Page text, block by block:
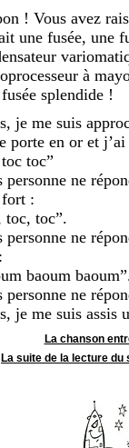
! Vous avez
une fusée, une
à
splendide !
je me suis
porte en or et
toc”
personne ne
:
toc, toc”.
personne ne
baoum
personne ne
je me suis assis
La chanson
La suite de la lecture